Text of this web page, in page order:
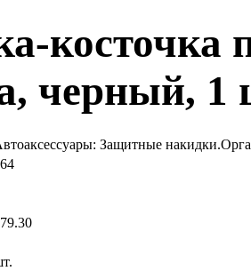
косточка
черный, 1
Защитные